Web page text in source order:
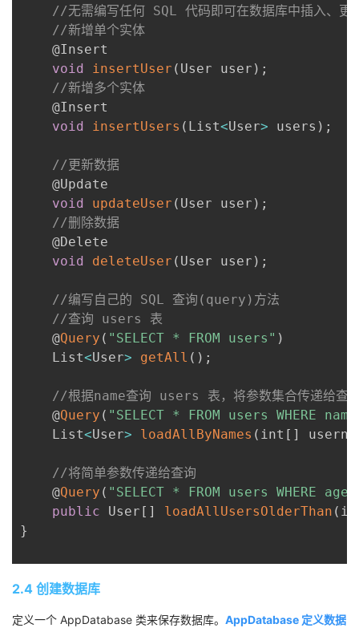
//无需编写任何 SQL 代码即可在数据库中插入、更
//新增单个实体
    @Insert
void
insertUser ( User user ) ;
//新增多个实体
    @Insert
void
insertUsers ( List<User> users ) ;
//更新数据
    @Update
void
updateUser ( User user ) ;
//删除数据
    @Delete
void
deleteUser ( User user ) ;
//编写自己的 SQL 查询(query)方法
//查询 users 表
    @
Query ( "SELECT * FROM users" )
    List
<User> getAll ( ) ;
//根据name查询 users 表，将参数集合传递给查
    @
Query ( "SELECT * FROM users WHERE
    List
<User> loadAllByNames ( int [ ]
//将简单参数传递给查询
    @
Query ( "SELECT * FROM users WHERE
public User [ ] loadAllUsersOlderThan (
}
2.4 创建数据库
定义一个 AppDatabase 类来保存数据库。 AppDatabase 定义数据